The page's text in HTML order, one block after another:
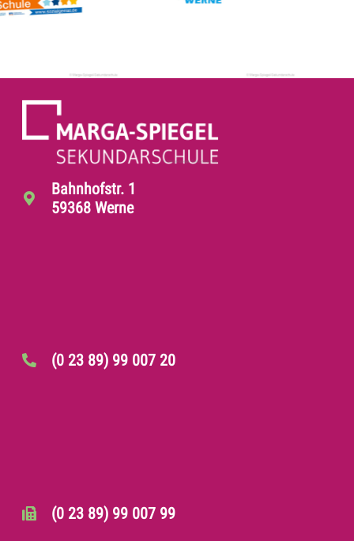
Bahnhofstr. 1
59368 Werne
(0 23 89) 99 007 20
(0 23 89) 99 007 99